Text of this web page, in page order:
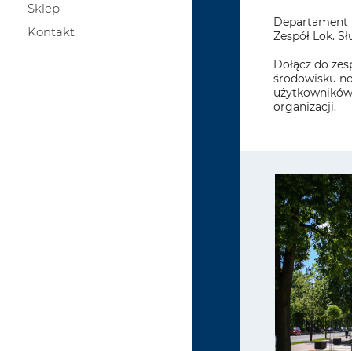
Sklep
Kontakt
Departament
Zespół Lok.
Dołącz do
środowisku
organizacji.